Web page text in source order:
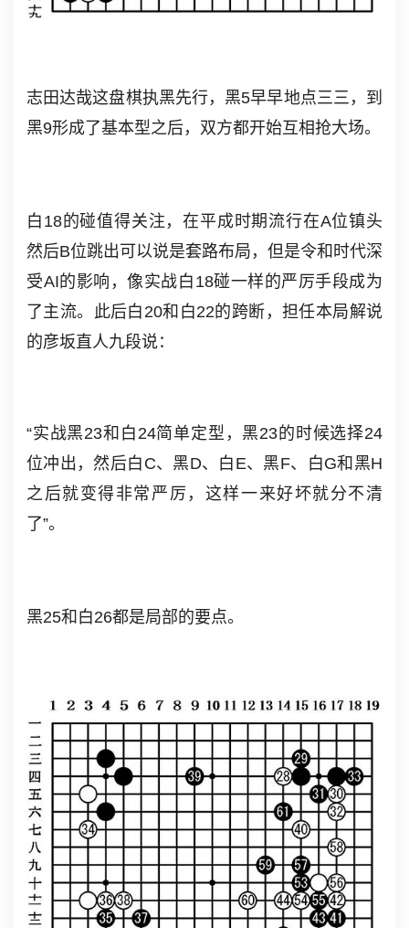
志田达哉这盘棋执黑先行，黑5早早地点三三，到
黑9形成了基本型之后，双方都开始互相抢大场。
白18的碰值得关注，在平成时期流行在A位镇头
然后B位跳出可以说是套路布局，但是令和时代深
受AI的影响，像实战白18碰一样的严厉手段成为
了主流。此后白20和白22的跨断，担任本局解说
的彦坂直人九段说：
“实战黑23和白24简单定型，黑23的时候选择24
位冲出，然后白C、黑D、白E、黑F、白G和黑H
之后就变得非常严厉，这样一来好坏就分不清
了”。
黑25和白26都是局部的要点。